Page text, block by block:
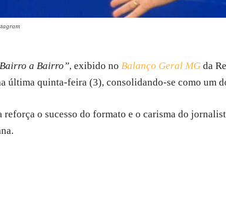
a Bairro”, exibido no Balanço Geral MG da
última quinta-feira (3), consolidando-se como um
reforça o sucesso do formato e o carisma do